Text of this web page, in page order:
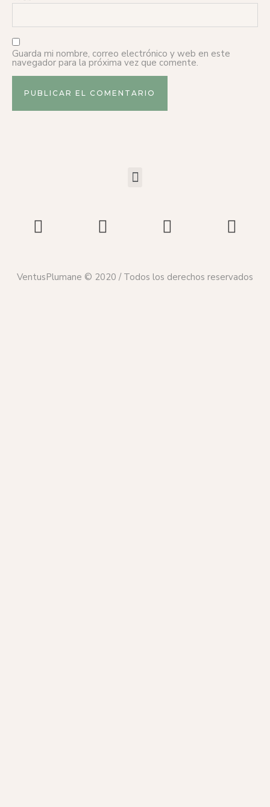
Guarda mi nombre, correo electrónico y web en este
navegador para la próxima vez que comente.
VentusPlumane © 2020 / Todos los derechos reservados